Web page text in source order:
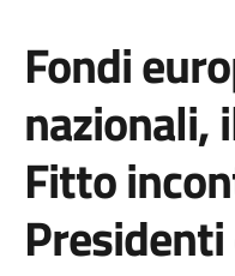
Fondi
nazionali,
Fitto